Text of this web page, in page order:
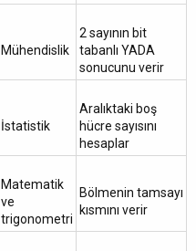
Mühendislik
2 sayının bit
tabanlı YADA
sonucunu verir
İstatistik
Aralıktaki boş
hücre sayısını
hesaplar
Matematik
ve
trigonometri
Bölmenin tamsayı
kısmını verir